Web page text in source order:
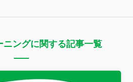
ニングに関する記事一覧